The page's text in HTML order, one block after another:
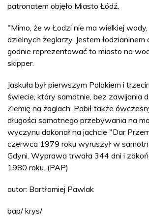
patronatem objęło Miasto Łódź.
"Mimo, że w Łodzi nie ma wielkiej
dzielnych żeglarzy. Jestem łodzianinem
godnie reprezentować to miasto na
skipper.
Jaskuła był pierwszym Polakiem i
świecie, który samotnie, bez zawijania
Ziemię na żaglach. Pobił także
długości samotnego przebywania na
wyczynu dokonał na jachcie "Dar
czerwca 1979 roku wyruszył w
Gdyni. Wyprawa trwała 344 dni i
1980 roku. (PAP)
autor: Bartłomiej Pawlak
bap/ krys/